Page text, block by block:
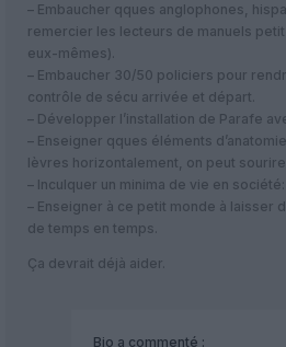
– Embaucher qques anglophones,
remercier les lecteurs de manuels
eux-mêmes).
– Embaucher 30/50 policiers pour
contrôle de sécu arrivée et départ.
– Développer l’installation de Parafe
– Enseigner qques éléments
lèvres horizontalement, on peut
– Inculquer un minima de vie en
– Enseigner à ce petit monde à laisser
de temps en temps.
Ça devrait déjà aider.
Bio a commenté :